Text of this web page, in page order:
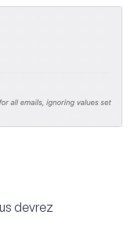
devrez